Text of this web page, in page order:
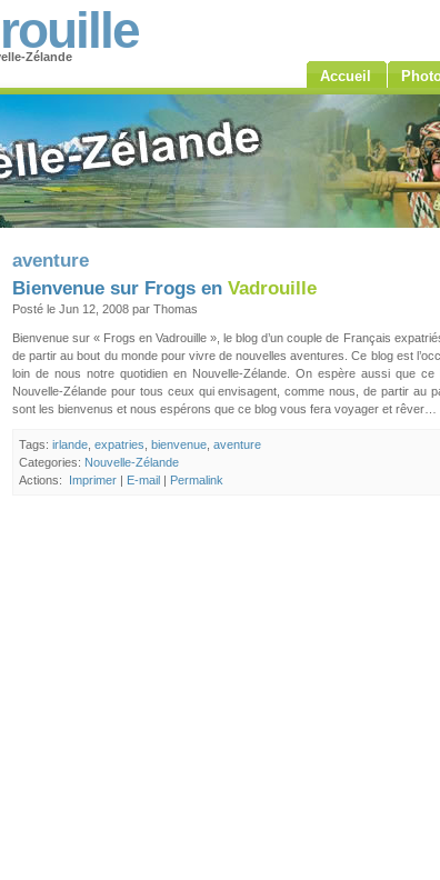
Zélande
Accueil
aventure
Bienvenue sur Frogs en Vadrouille
Posté le Jun 12, 2008 par Thomas
Bienvenue sur « Frogs en Vadrouille », le blog d’un couple de Français
de partir au bout du monde pour vivre de nouvelles aventures. Ce blog est
loin de nous notre quotidien en Nouvelle-Zélande. On espère aussi que
Nouvelle-Zélande pour tous ceux qui envisagent, comme nous, de partir au
sont les bienvenus et nous espérons que ce blog vous fera voyager et rêver…
Tags: irlande expatries bienvenue aventure
Categories: Nouvelle-Zélande
Actions: Imprimer | E-mail | Permalink